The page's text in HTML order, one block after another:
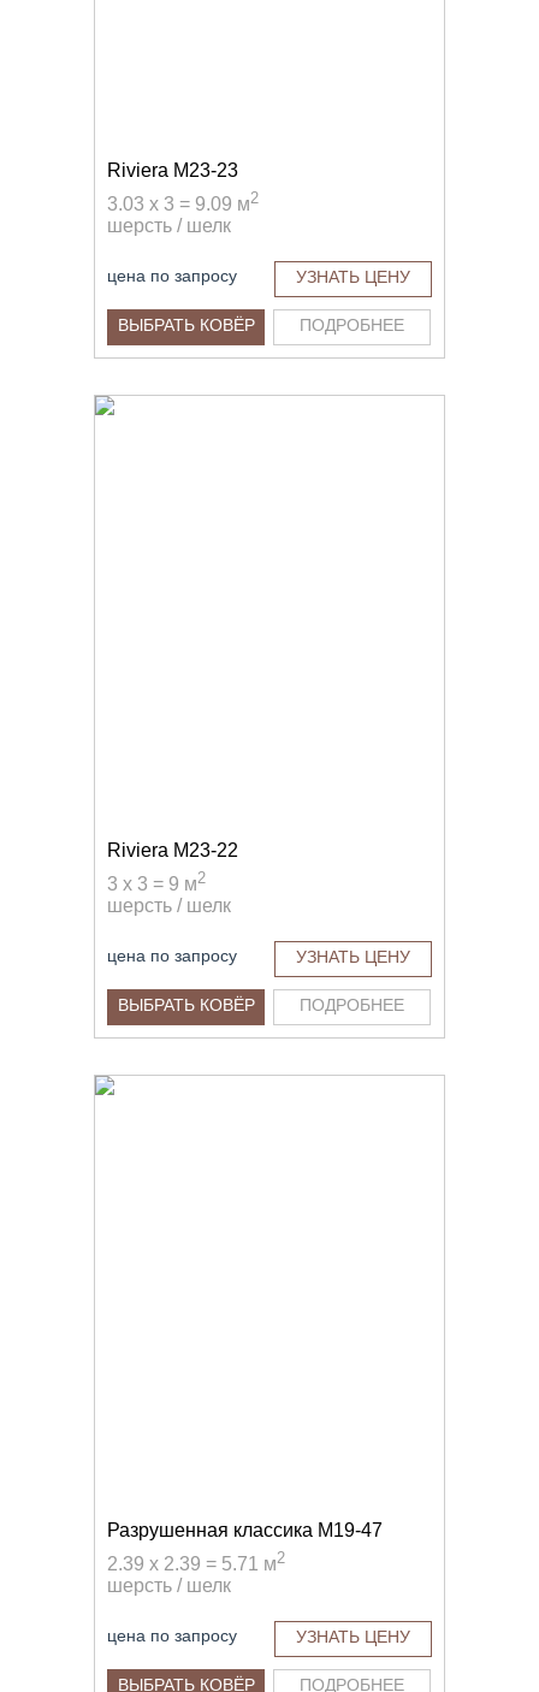
Riviera M23-23
3.03 x 3 = 9.09 м2
шерсть / шелк
цена по запросу УЗНАТЬ ЦЕНУ
ВЫБРАТЬ КОВЁР ПОДРОБНЕЕ
Riviera M23-22
3 x 3 = 9 м2
шерсть / шелк
цена по запросу УЗНАТЬ ЦЕНУ
ВЫБРАТЬ КОВЁР ПОДРОБНЕЕ
Разрушенная классика M19-47
2.39 x 2.39 = 5.71 м2
шерсть / шелк
цена по запросу УЗНАТЬ ЦЕНУ
ВЫБРАТЬ КОВЁР ПОДРОБНЕЕ